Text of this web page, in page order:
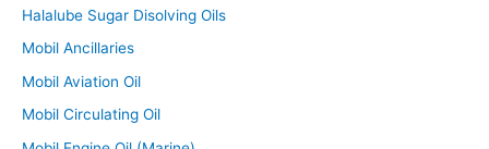
Halalube Sugar Disolving Oils
Mobil Ancillaries
Mobil Aviation Oil
Mobil Circulating Oil